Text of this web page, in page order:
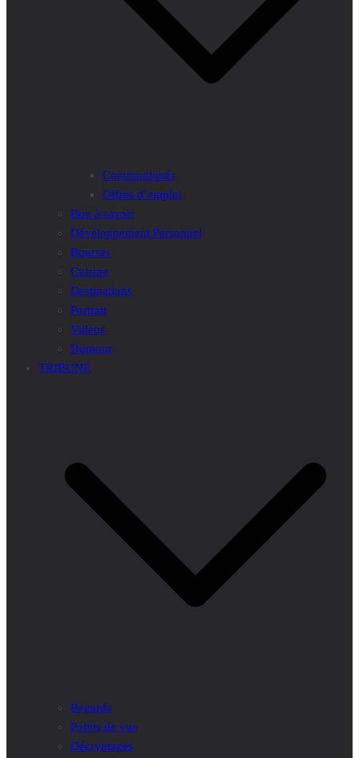
Communiqués
Offres d’emploi
Bon à savoir
Développement Personnel
Bourses
Cuisine
Destinations
Portrait
Videos
Humour
TRIBUNE
Regards
Points de vue
Décryptages